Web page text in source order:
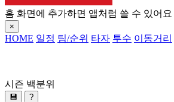
홈 화면에 추가하면 앱처럼 쓸 수 있어요
×
HOME 일정 팀/순위 타자 투수 이동거리
시즌 백분위
💾 ?